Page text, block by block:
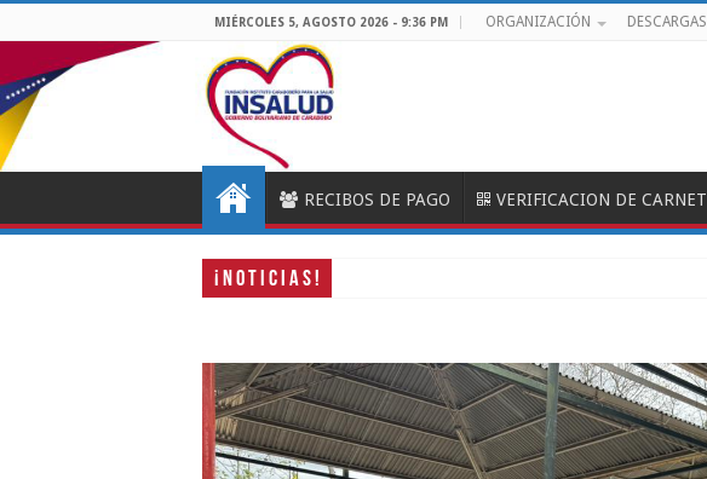
MIÉRCOLES 5, AGOSTO 2026 - 9:36 PM ORGANIZACIÓN DESCARGAS
RECIBOS DE PAGO VERIFICACION DE CARNET
¡ N O T I C I A S !